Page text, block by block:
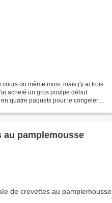
du même mois, mais j'y ai trois
acheté un gros poulpe début
quatre paquets pour le congeler,
au pamplemousse